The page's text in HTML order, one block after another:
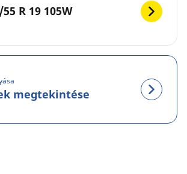
R 19 105W
megtekintése